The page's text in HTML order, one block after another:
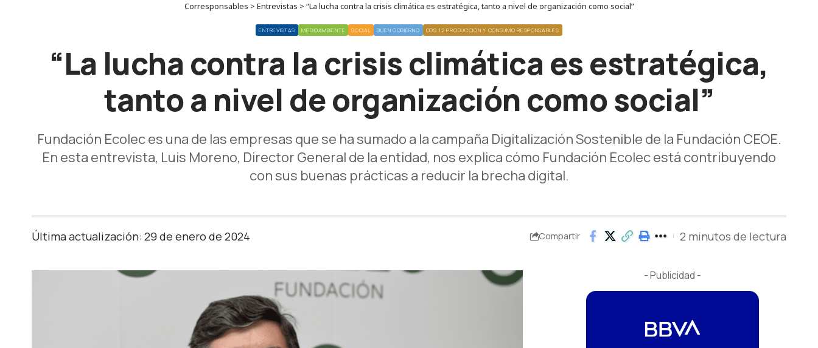
Corresponsables > Entrevistas > “La lucha contra la crisis climática es estratégica, tanto a nivel de organización como social”
ENTREVISTAS MEDIOAMBIENTE SOCIAL BUEN GOBIERNO ODS 12 PRODUCCIÓN Y CONSUMO RESPONSABLES
“La lucha contra la crisis climática es estratégica,
tanto a nivel de organización como social”
Fundación Ecolec es una de las empresas que se ha sumado a la campaña Digitalización Sostenible de la Fundación CEOE.
En esta entrevista, Luis Moreno, Director General de la entidad, nos explica cómo Fundación Ecolec está contribuyendo
con sus buenas prácticas a reducir la brecha digital.
Última actualización: 29 de enero de 2024 Compartir 2 minutos de lectura
- Publicidad -